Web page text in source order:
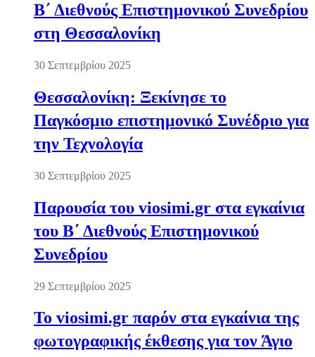
Β΄ Διεθνούς Επιστημονικού Συνεδρίου
στη Θεσσαλονίκη
30 Σεπτεμβρίου 2025
Θεσσαλονίκη: Ξεκίνησε το
Παγκόσμιο επιστημονικό Συνέδριο για
την Τεχνολογία
30 Σεπτεμβρίου 2025
Παρουσία του viosimi.gr στα εγκαίνια
του Β΄ Διεθνούς Επιστημονικού
Συνεδρίου
29 Σεπτεμβρίου 2025
Το viosimi.gr παρόν στα εγκαίνια της
φωτογραφικής έκθεσης για τον Άγιο